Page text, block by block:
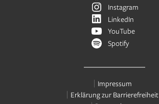
Instagram
LinkedIn
YouTube
Spotify
Impressum
Erklärung zur Barrierefreiheit